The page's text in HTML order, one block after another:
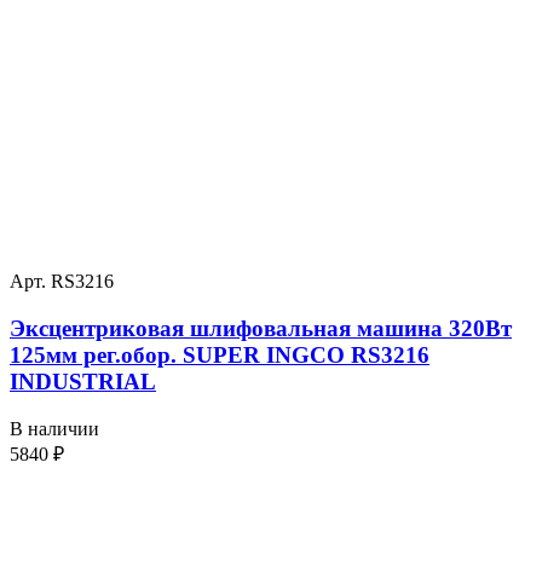
Арт. RS3216
Эксцентриковая шлифовальная машина 320Вт
125мм рег.обор. SUPER INGCO RS3216
INDUSTRIAL
В наличии
5840 ₽